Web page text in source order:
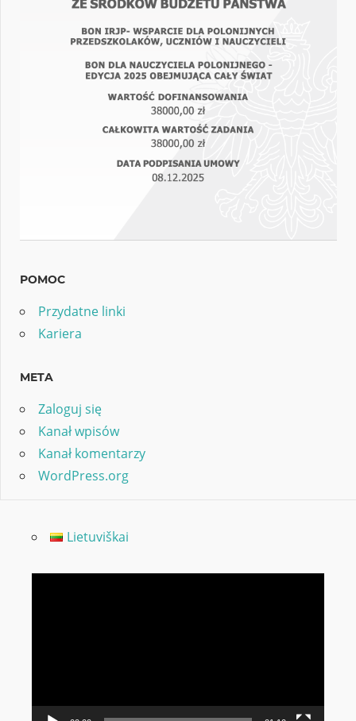
POMOC
Przydatne linki
Kariera
META
Zaloguj się
Kanał wpisów
Kanał komentarzy
WordPress.org
Lietuviškai